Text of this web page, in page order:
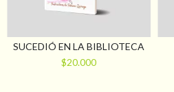
SUCEDIÓ EN LA BIBLIOTECA
$20.000